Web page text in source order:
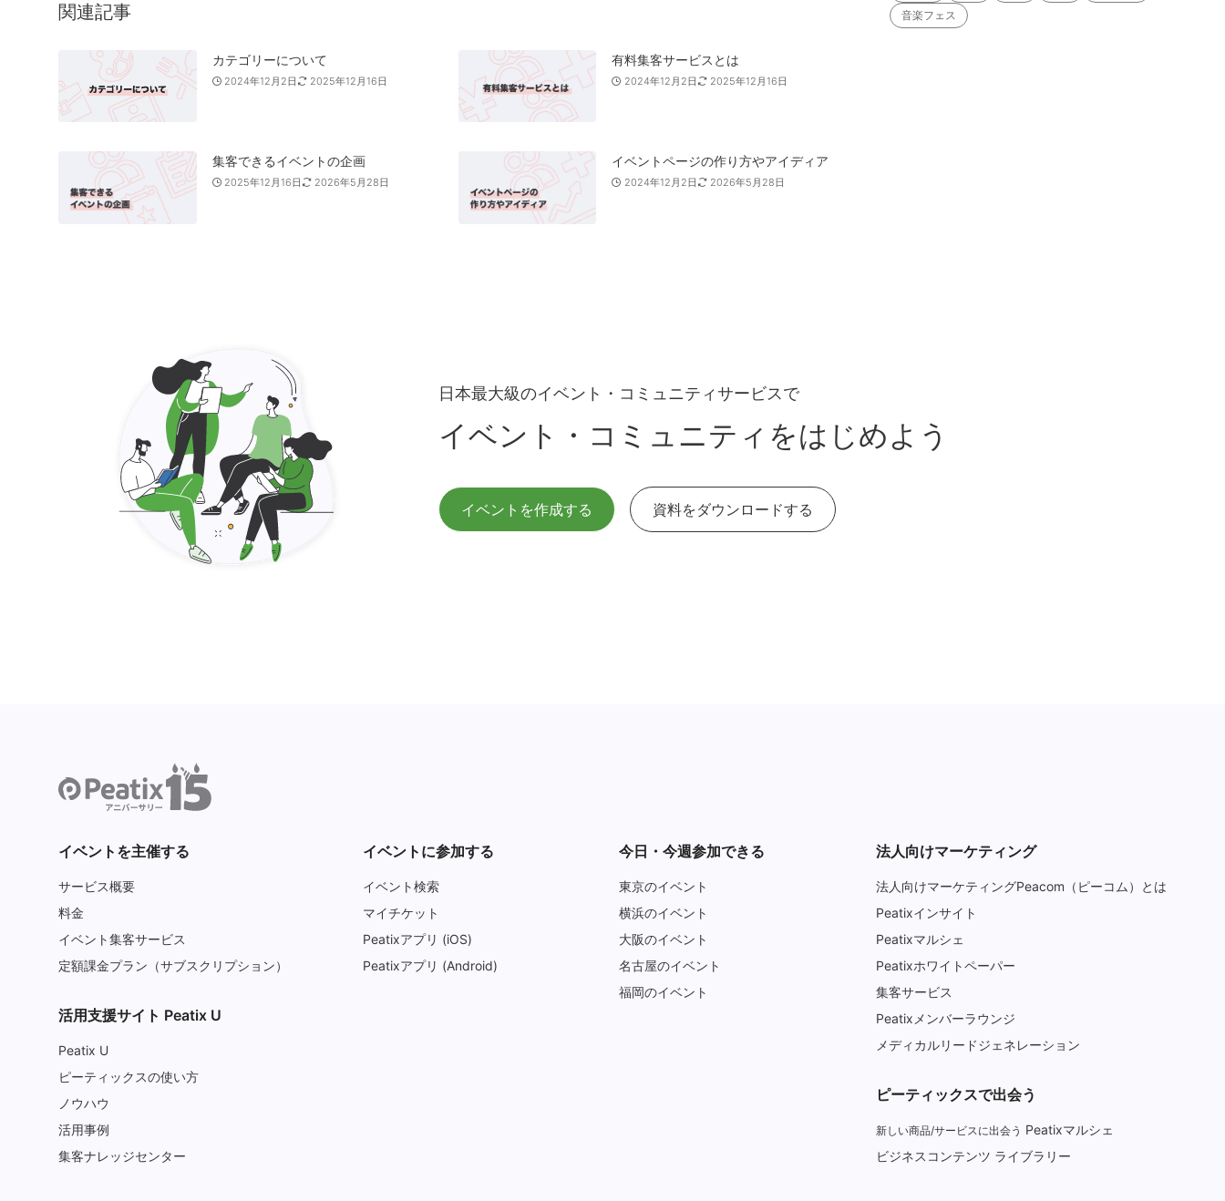
関連記事
カテゴリーについて
2024年12月2日 2025年12月16日
有料集客サービスとは
2024年12月2日 2025年12月16日
集客できるイベントの企画
2025年12月16日 2026年5月28日
イベントページの作り方やアイディア
2024年12月2日 2026年5月28日
音楽フェス
日本最大級のイベント・コミュニティサービスで
イベント・コミュニティをはじめよう
イベントを作成する 資料をダウンロードする
イベントを主催する
サービス概要
料金
イベント集客サービス
定額課金プラン（サブスクリプション）
活用支援サイト Peatix U
Peatix U
ピーティックスの使い方
ノウハウ
活用事例
集客ナレッジセンター
イベントに参加する
イベント検索
マイチケット
Peatixアプリ (iOS)
Peatixアプリ (Android)
今日・今週参加できる
東京のイベント
横浜のイベント
大阪のイベント
名古屋のイベント
福岡のイベント
法人向けマーケティング
法人向けマーケティングPeacom（ピーコム）とは
Peatixインサイト
Peatixマルシェ
Peatixホワイトペーパー
集客サービス
Peatixメンバーラウンジ
メディカルリードジェネレーション
ピーティックスで出会う
新しい商品/サービスに出会う Peatixマルシェ
ビジネスコンテンツ ライブラリー